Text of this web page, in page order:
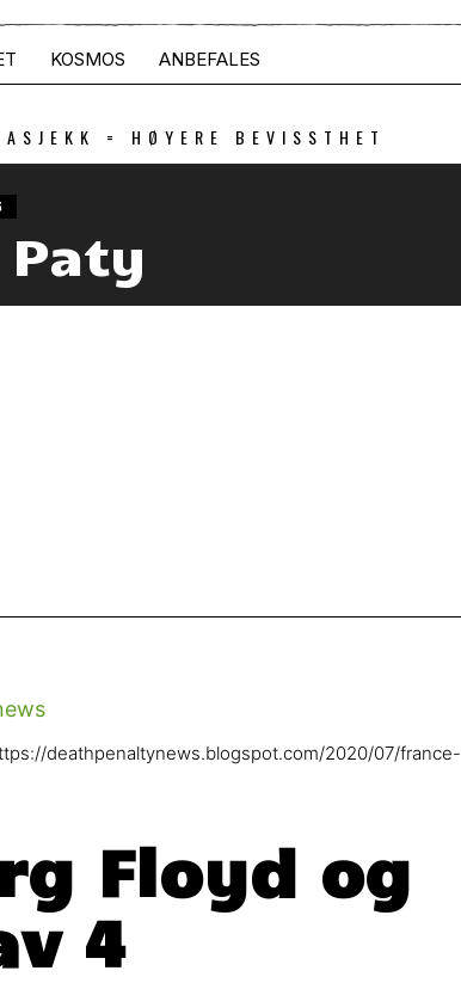
KOSMOS ANBEFALES
= HØYERE BEVISSTHET
deathpenaltynews.blogspot.com/2020/07/france-
Floyd og
4